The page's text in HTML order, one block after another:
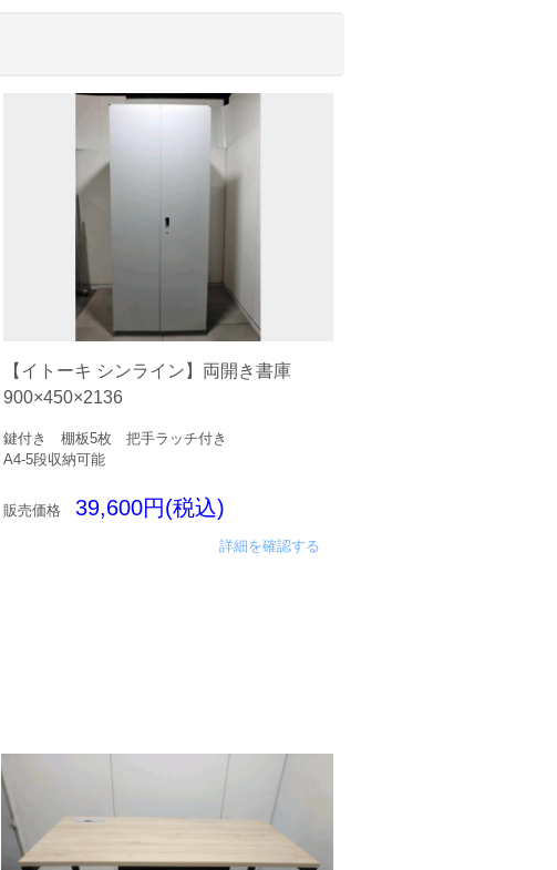
【イトーキ シンライン】両開き書庫
900×450×2136
鍵付き 棚板5枚 把手ラッチ付き
A4-5段収納可能
販売価格 39,600円(税込)
詳細を確認する